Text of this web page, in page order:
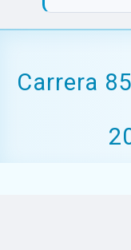
Carrera